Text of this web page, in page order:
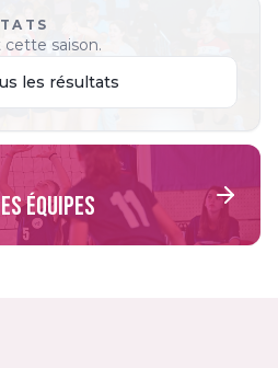
saison.
les résultats
équipes